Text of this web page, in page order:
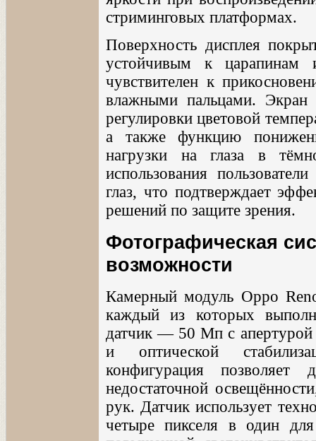
стриминговых платформах.
Поверхность дисплея
устойчивым к
чувствителен к
влажными пальцами. Экран
регулировки цветовой
а также функцию
нагрузки на глаза в
использования
глаз, что подтверждает
решений по защите зрения.
Фотографическая
возможности
Камерный модуль Oppo
каждый из которых
датчик — 50 Мп с
и оптической
конфигурация
недостаточной
рук. Датчик использует
четыре пикселя в один